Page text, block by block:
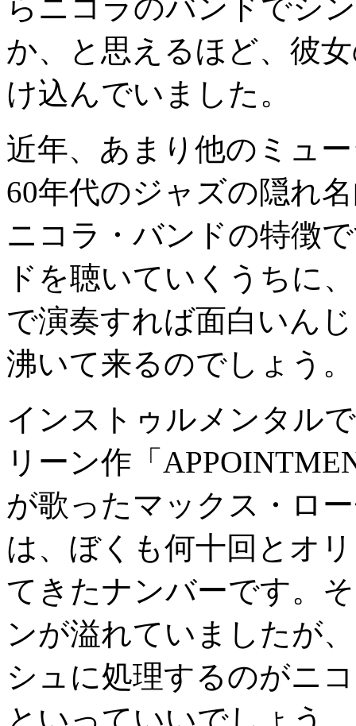
らニコラのバンドでシ
か、と思えるほど、彼
け込んでいました。
近年、あまり他のミュ
60年代のジャズの隠れ
ニコラ・バンドの特徴
ドを聴いていくうちに
で演奏すれば面白いん
沸いて来るのでしょう。
インストゥルメンタル
リーン作「
が歌ったマックス・ロ
は、ぼくも何十回とオ
てきたナンバーです。
ンが溢れていましたが
シュに処理するのがニ
といっていいでしょう